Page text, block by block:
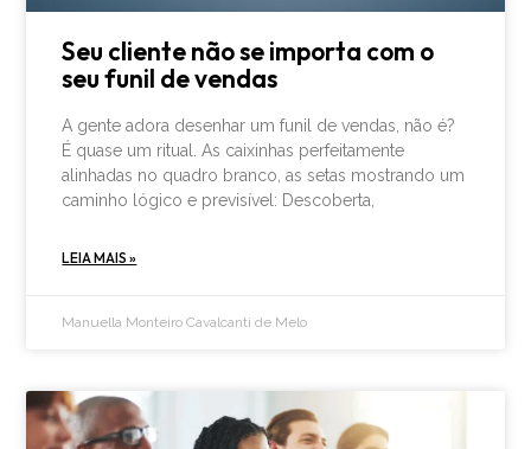
Seu cliente não se importa com o
seu funil de vendas
A gente adora desenhar um funil de vendas, não é?
É quase um ritual. As caixinhas perfeitamente
alinhadas no quadro branco, as setas mostrando um
caminho lógico e previsível: Descoberta,
LEIA MAIS »
Manuella Monteiro Cavalcanti de Melo